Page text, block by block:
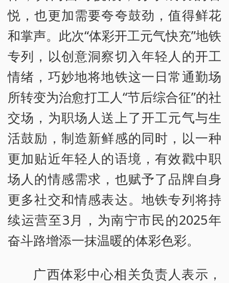
悦，也更加需要夸夸鼓劲，值得鲜花
和掌声。此次“体彩开工元气快充”地铁
专列，以创意洞察切入年轻人的开工
情绪，巧妙地将地铁这一日常通勤场
所转变为治愈打工人“节后综合征”的社
交场，为职场人送上了开工元气与生
活鼓励，制造新鲜感的同时，以一种
更加贴近年轻人的语境，有效戳中职
场人的情感需求，也赋予了品牌自身
更多社交和情感表达。地铁专列将持
续运营至3月，为南宁市民的2025年
奋斗路增添一抹温暖的体彩色彩。
广西体彩中心相关负责人表示，